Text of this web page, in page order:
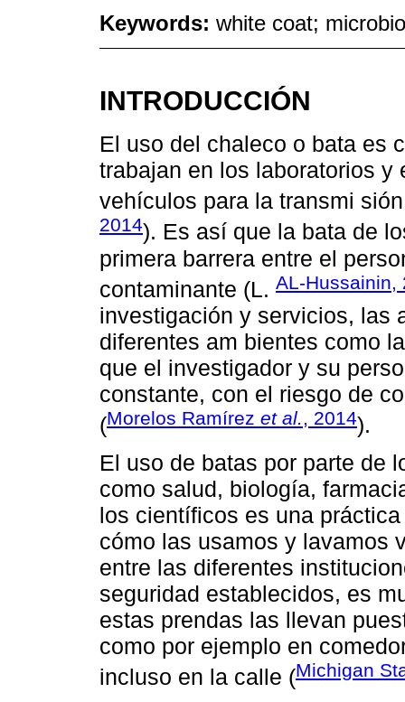
Keywords: white coat;
INTRODUCCIÓN
El uso del chaleco o bata es
trabajan en los laboratorios
vehículos para la transmi
2014). Es así que la bata de
primera barrera entre el
contaminante (L. AL-Hussainin,
investigación y servicios, las
diferentes am bientes como
que el investigador y su
constante, con el riesgo de
(Morelos Ramírez et al., 2014).
El uso de batas por parte de
como salud, biología,
los científicos es una
cómo las usamos y lavamos
entre las diferentes
seguridad establecidos, es
estas prendas las llevan
como por ejemplo en
incluso en la calle (Michigan